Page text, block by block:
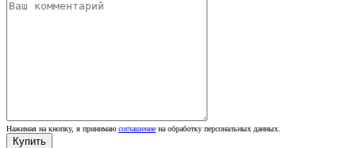
Нажимая на кнопку, я принимаю соглашение на обработку персональных данных.